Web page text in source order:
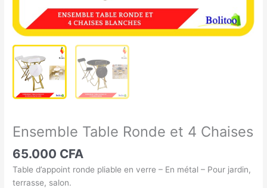
Ensemble Table Ronde et 4 Chaises
65.000 CFA
Table d’appoint ronde pliable en verre – En métal – Pour jardin,
terrasse, salon.